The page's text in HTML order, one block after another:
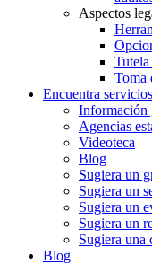
Aspectos
Toma
Encuentra
Información
Agencias
Videoteca
Blog
Sugiera un
Sugiera un
Sugiera un
Sugiera un
Sugiera una
Blog